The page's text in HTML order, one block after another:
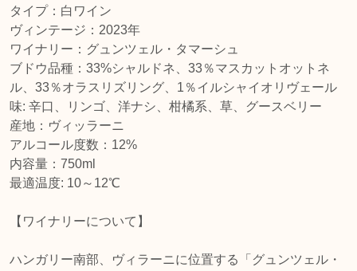
タイプ：白ワイン
ヴィンテージ：2023年
ワイナリー：グュンツェル・タマーシュ
ブドウ品種：33%シャルドネ、33％マスカットオットネ
ル、33％オラスリズリング、1％イルシャイオリヴェール
味: 辛口、リンゴ、洋ナシ、柑橘系、草、グースベリー
産地：ヴィッラーニ
アルコール度数：12%
内容量：750ml
最適温度: 10～12℃
【ワイナリーについて】
ハンガリー南部、ヴィラーニに位置する「グュンツェル・